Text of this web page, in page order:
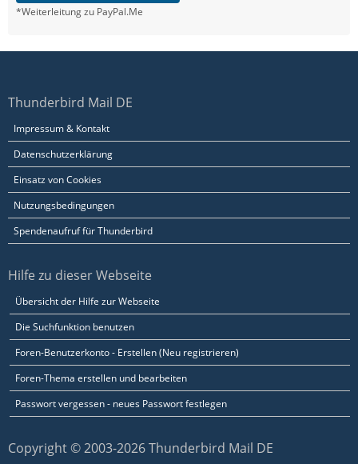
*Weiterleitung zu PayPal.Me
Thunderbird Mail DE
Impressum & Kontakt
Datenschutzerklärung
Einsatz von Cookies
Nutzungsbedingungen
Spendenaufruf für Thunderbird
Hilfe zu dieser Webseite
Übersicht der Hilfe zur Webseite
Die Suchfunktion benutzen
Foren-Benutzerkonto - Erstellen (Neu registrieren)
Foren-Thema erstellen und bearbeiten
Passwort vergessen - neues Passwort festlegen
Copyright © 2003-2026 Thunderbird Mail DE